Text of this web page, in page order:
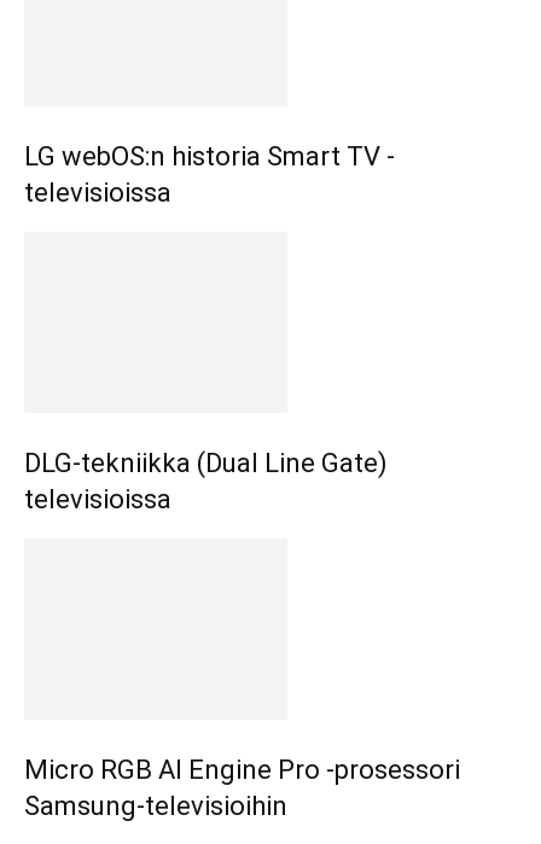
LG webOS:n historia Smart TV -
televisioissa
DLG-tekniikka (Dual Line Gate)
televisioissa
Micro RGB AI Engine Pro -prosessori
Samsung-televisioihin